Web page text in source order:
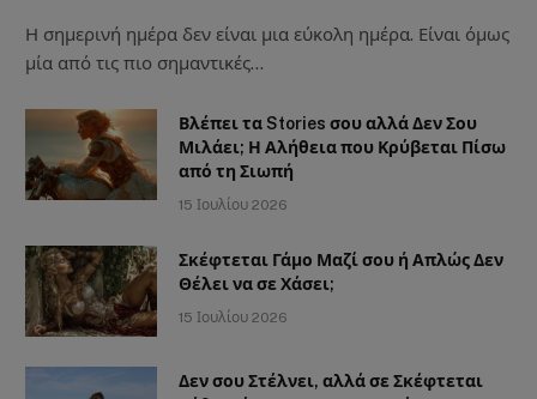
Η σημερινή ημέρα δεν είναι μια εύκολη ημέρα. Είναι όμως
μία από τις πιο σημαντικές…
Βλέπει τα Stories σου αλλά Δεν Σου
Μιλάει; Η Αλήθεια που Κρύβεται Πίσω
από τη Σιωπή
15 Ιουλίου 2026
Σκέφτεται Γάμο Μαζί σου ή Απλώς Δεν
Θέλει να σε Χάσει;
15 Ιουλίου 2026
Δεν σου Στέλνει, αλλά σε Σκέφτεται